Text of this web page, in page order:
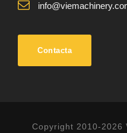
Contacta
Copyright 2010-2026